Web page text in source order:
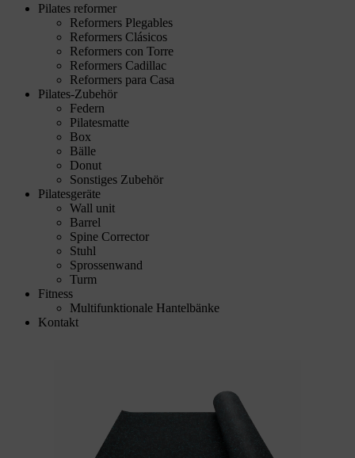
Pilates reformer
Reformers Plegables
Reformers Clásicos
Reformers con Torre
Reformers Cadillac
Reformers para Casa
Pilates-Zubehör
Federn
Pilatesmatte
Box
Bälle
Donut
Sonstiges Zubehör
Pilatesgeräte
Wall unit
Barrel
Spine Corrector
Stuhl
Sprossenwand
Turm
Fitness
Multifunktionale Hantelbänke
Kontakt